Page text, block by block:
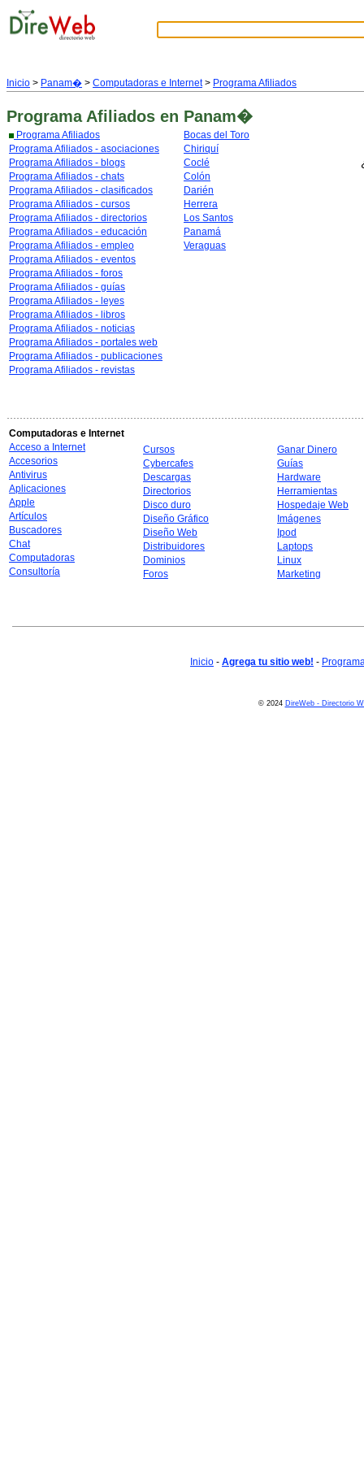
Inicio > Panam� > Computadoras e Internet> Programa Afiliados
Programa Afiliados en Panam�
Programa Afiliados
Programa Afiliados - asociaciones
Programa Afiliados - blogs
Programa Afiliados - chats
Programa Afiliados - clasificados
Programa Afiliados - cursos
Programa Afiliados - directorios
Programa Afiliados - educación
Programa Afiliados - empleo
Programa Afiliados - eventos
Programa Afiliados - foros
Programa Afiliados - guías
Programa Afiliados - leyes
Programa Afiliados - libros
Programa Afiliados - noticias
Programa Afiliados - portales web
Programa Afiliados - publicaciones
Programa Afiliados - revistas
Bocas del Toro
Chiriquí
Coclé
Colón
Darién
Herrera
Los Santos
Panamá
Veraguas
Computadoras e Internet
Acceso a Internet
Accesorios
Antivirus
Aplicaciones
Apple
Artículos
Buscadores
Chat
Computadoras
Consultoría
Cursos
Cybercafes
Descargas
Directorios
Disco duro
Diseño Gráfico
Diseño Web
Distribuidores
Dominios
Foros
Ganar Dinero
Guías
Hardware
Herramientas
Hospedaje Web
Imágenes
Ipod
Laptops
Linux
Marketing
Inicio - Agrega tu sitio web! -
© 2024 DireWeb - Directorio